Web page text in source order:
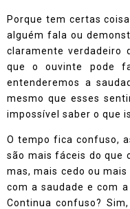
Porque tem certas
alguém fala ou
claramente verdadeiro
que o ouvinte pode
entenderemos a
mesmo que esses
impossível saber o que
O tempo fica confuso,
são mais fáceis do que
mas, mais cedo ou
com a saudade e com
Continua confuso?